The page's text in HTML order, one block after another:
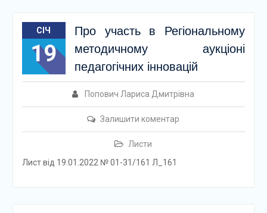
СІЧ
19
Про участь в Регіональному
методичному аукціоні
педагогічних інновацій
Попович Лариса Дмитрівна
Залишити коментар
Листи
Лист від 19.01.2022 № 01-31/161 Л_161